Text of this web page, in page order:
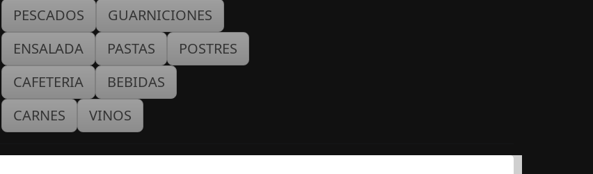
PESCADOS
GUARNICIONES
ENSALADA
PASTAS
POSTRES
CAFETERIA
BEBIDAS
CARNES
VINOS